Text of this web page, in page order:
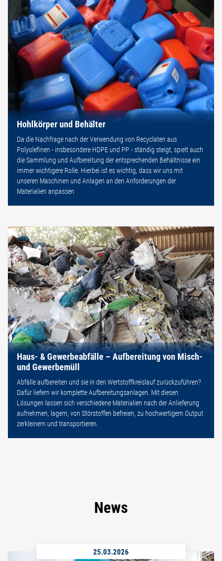
Hohlkörper und Behälter
Da die Nachfrage nach der Verwendung von Recyclaten aus
Polyolefinen - insbesondere HDPE und PP - ständig steigt, spielt auch
die Sammlung und Aufbereitung der entsprechenden Behältnisse ein
immer wichtigere Rolle. Hierbei ist es wichtig, dass wir uns mit
unseren Maschinen und Anlagen an den Anforderungen der
Materialien anpassen
Haus- & Gewerbeabfälle – Aufbereitung von Misch-
und Gewerbemüll
Abfälle aufbereiten und sie in den Wertstoffkreislauf zurückzuführen?
Dafür liefern wir komplette Aufbereitungsanlagen. Mit diesen
Lösungen lassen sich verschiedene Materialien nach der Anlieferung
aufnehmen, lagern, von Störstoffen befreien, zu hochwertigem Output
zerkleinern und transportieren.
News
25.03.2026